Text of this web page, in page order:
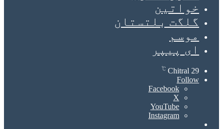
خواتین
گلگت بلتستان
موسم
ای پیپر
Chitral 29
℃
Follow
Facebook
X
YouTube
Instagram